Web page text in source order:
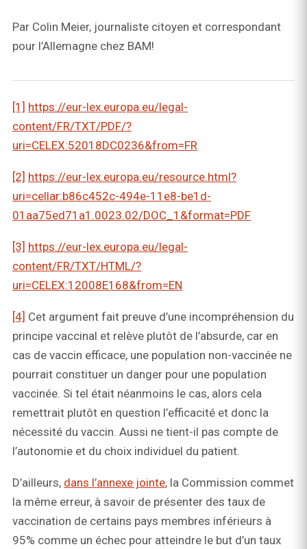
Par Colin Meier, journaliste citoyen et correspondant
pour l’Allemagne chez BAM!
[1] https://eur-lex.europa.eu/legal-
content/FR/TXT/PDF/?
uri=CELEX:52018DC0236&from=FR
[2] https://eur-lex.europa.eu/resource.html?
uri=cellar:b86c452c-494e-11e8-be1d-
01aa75ed71a1.0023.02/DOC_1&format=PDF
[3] https://eur-lex.europa.eu/legal-
content/FR/TXT/HTML/?
uri=CELEX:12008E168&from=EN
[4] Cet argument fait preuve d’une incompréhension du
principe vaccinal et relève plutôt de l’absurde, car en
cas de vaccin efficace, une population non-vaccinée ne
pourrait constituer un danger pour une population
vaccinée. Si tel était néanmoins le cas, alors cela
remettrait plutôt en question l’efficacité et donc la
nécessité du vaccin. Aussi ne tient-il pas compte de
l’autonomie et du choix individuel du patient.
D’ailleurs, dans l’annexe jointe, la Commission commet
la même erreur, à savoir de présenter des taux de
vaccination de certains pays membres inférieurs à
95% comme un échec pour atteindre le but d’un taux